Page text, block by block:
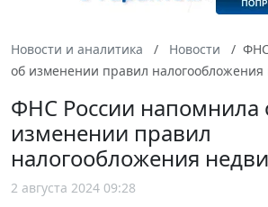
Новости и аналитика Новости
об изменении правил
ФНС России напомнила
изменении правил
налогообложения
2 августа 2024 09:28